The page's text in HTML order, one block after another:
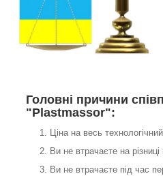
Головні причини
"Plastmassor":
Ціна на весь
Ви не втрачаєте на різниці
Ви не втрачаєте під час